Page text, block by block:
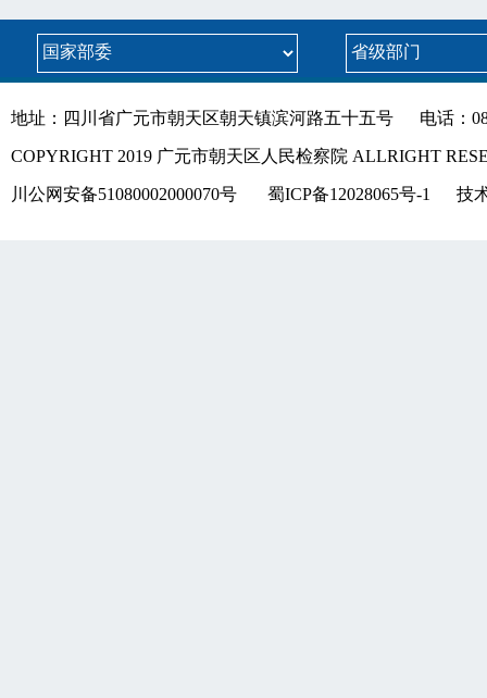
地址：四川省广元市朝天区朝天镇滨河路五十五号 电话：
COPYRIGHT 2019 广元市朝天区人民检察院 ALLRIGHT
川公网安备51080002000070号 蜀ICP备12028065号-1 技